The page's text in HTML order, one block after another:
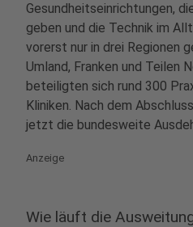
Gesundheitseinrichtungen,
geben und die Technik im
vorerst nur in drei Regionen
Umland, Franken und Teilen
beteiligten sich rund 300
Kliniken. Nach dem
jetzt die bundesweite
Anzeige
Wie läuft die